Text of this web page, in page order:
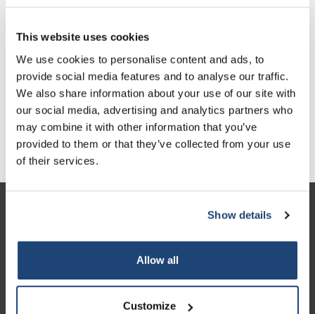
This website uses cookies
We use cookies to personalise content and ads, to
provide social media features and to analyse our traffic.
We also share information about your use of our site with
our social media, advertising and analytics partners who
may combine it with other information that you’ve
provided to them or that they’ve collected from your use
of their services.
Show details
Allow all
Customize
1 Stück exkl. MwSt.
€141,91
Inkl. MwSt.
Zum Warenkorb hinzufügen
Informationen
Mein Konto